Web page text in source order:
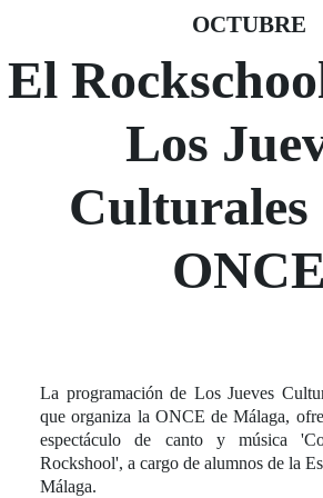
Fecha del
OCTUBRE
02 octubre
El
Los
Culturales
ONCE
La programación de Los Jueves
que organiza la ONCE de Málaga,
espectáculo de canto y música
Rockshool', a cargo de alumnos de la
Málaga.